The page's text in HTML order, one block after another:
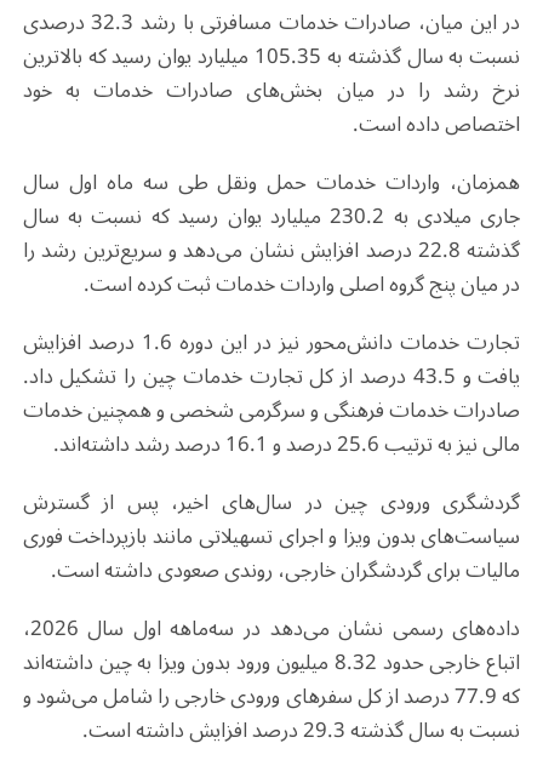
در این میان، صادرات خدمات مسافرتی با رشد 32.3 درصدی
نسبت به سال گذشته به 105.35 میلیارد یوان رسید که بالاترین
نرخ رشد را در میان بخش‌های صادرات خدمات به خود
اختصاص داده است.
همزمان، واردات خدمات حمل‌ ونقل طی سه ‌ماه اول سال
جاری میلادی به 230.2 میلیارد یوان رسید که نسبت به سال
گذشته 22.8 درصد افزایش نشان می‌دهد و سریع‌ترین رشد را
در میان پنج گروه اصلی واردات خدمات ثبت کرده است.
تجارت خدمات دانش‌محور نیز در این دوره 1.6 درصد افزایش
یافت و 43.5 درصد از کل تجارت خدمات چین را تشکیل داد.
صادرات خدمات فرهنگی و سرگرمی شخصی و همچنین خدمات
مالی نیز به ترتیب 25.6 درصد و 16.1 درصد رشد داشته‌اند.
گردشگری ورودی چین در سال‌های اخیر، پس از گسترش
سیاست‌های بدون ویزا و اجرای تسهیلاتی مانند بازپرداخت فوری
مالیات برای گردشگران خارجی، روندی صعودی داشته است.
داده‌های رسمی نشان می‌دهد در سه‌ماهه اول سال 2026،
اتباع خارجی حدود 8.32 میلیون ورود بدون ویزا به چین داشته‌اند
که 77.9 درصد از کل سفرهای ورودی خارجی را شامل می‌شود و
نسبت به سال گذشته 29.3 درصد افزایش داشته است.